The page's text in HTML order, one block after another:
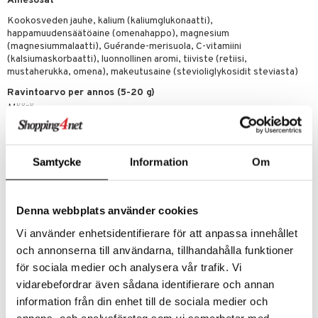
Samtycke Information Om
Denna webbplats använder cookies
Vi använder enhetsidentifierare för att anpassa innehållet
och annonserna till användarna, tillhandahålla funktioner
för sociala medier och analysera vår trafik. Vi
vidarebefordrar även sådana identifierare och annan
information från din enhet till de sociala medier och
Kookosveden jauhe, kalium (kaliumglukonaatti),
happamuudensäätöaine (omenahappo), magnesium
(magnesiummalaatti), Guérande-merisuola, C-vitamiini
(kalsiumaskorbaatti), luonnollinen aromi, tiiviste (retiisi,
mustaherukka, omena), makeutusaine (stevioliglykosidit steviasta)
Ravintoarvo per annos (5-20 g)
Määrä
Saa%
Kookosvesijauhe
ei määritelty
Kalium
16-63 %
153-612 mg
ei määritelty
C-vitamiini
132-528 mg
165-660 %
Magnesium